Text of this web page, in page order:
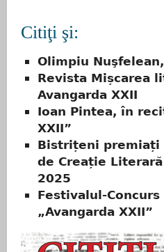
Citiţi şi:
Olimpiu
Revista Mișcarea
Avangarda XXII
Ioan Pintea, în
XXII”
Bistrițeni premiați
de Creație Literară
2025
Festivalul-
„Avangarda XXII”